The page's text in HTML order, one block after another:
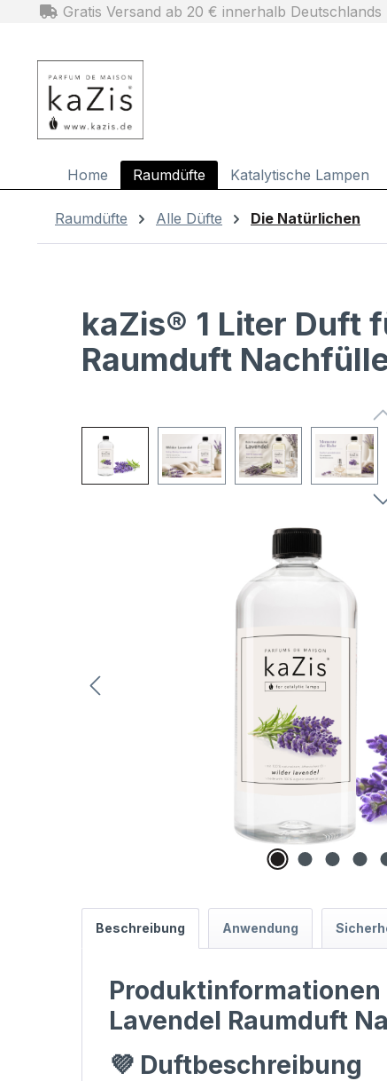
Hauptinhalt springen
Zur Suche springen
Zur Hauptnavigation springen
Gratis Versand ab 20 € innerhalb Deutschlands
Home Raumdüfte Katalytische Lampen
Raumdüfte Alle Düfte Die Natürlichen
kaZis® 1 Liter Duft
Raumduft
Bildergalerie überspringen
Beschreibung Anwendung
Lavendel Raumduft
💜 Duftbeschreibung